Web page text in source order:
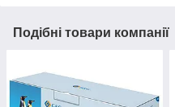
Подібні товари компанії